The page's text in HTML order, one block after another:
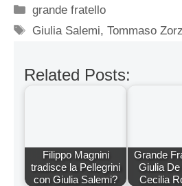
Categorie
grande fratello
Tag
Giulia Salemi,Tommaso
Related Posts:
Filippo Magnini
tradisce la Pellegrini
con Giulia Salemi?
Grande
Giulia
Cecilia